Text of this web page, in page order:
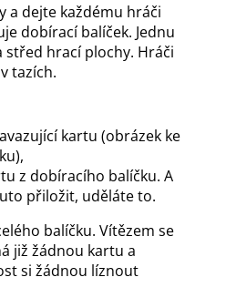
a dejte každému hráči
dobírací balíček. Jednu
hrací plochy. Hráči
tazích.
kartu (obrázek ke
z dobíracího balíčku. A
přiložit, uděláte to.
balíčku. Vítězem se
již žádnou kartu a
si žádnou líznout